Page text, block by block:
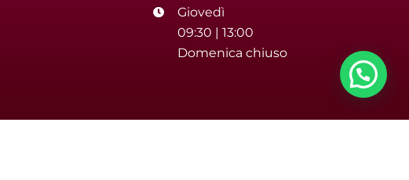
Giovedì
09:30 | 13:00
Domenica chiuso